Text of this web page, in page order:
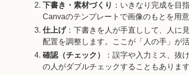
下書き・素材づくり ：いきなり完成を目
Canvaのテンプレートで画像のもとを用
仕上げ：下書きを人が手直しして、人に
配置を調整します。ここが「人の手」が
確認（チェック）
：誤字や入力ミス、抜
の人がダブルチェックすることもあります